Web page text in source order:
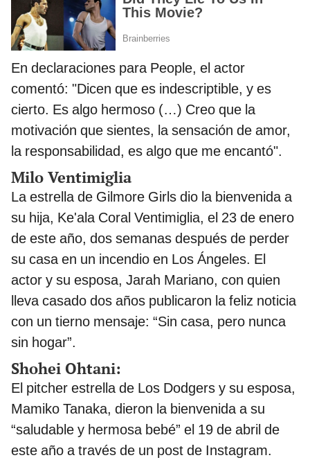
En declaraciones para People, el actor
comentó: "Dicen que es indescriptible, y es
cierto. Es algo hermoso (…) Creo que la
motivación que sientes, la sensación de amor,
la responsabilidad, es algo que me encantó".
Milo Ventimiglia
La estrella de Gilmore Girls dio la bienvenida a
su hija, Ke'ala Coral Ventimiglia, el 23 de enero
de este año, dos semanas después de perder
su casa en un incendio en Los Ángeles. El
actor y su esposa, Jarah Mariano, con quien
lleva casado dos años publicaron la feliz noticia
con un tierno mensaje: “Sin casa, pero nunca
sin hogar”.
Shohei Ohtani:
El pitcher estrella de Los Dodgers y su esposa,
Mamiko Tanaka, dieron la bienvenida a su
“saludable y hermosa bebé” el 19 de abril de
este año a través de un post de Instagram.